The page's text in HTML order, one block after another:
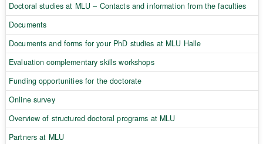
Doctoral studies at MLU – Contacts and information from the faculties
Documents
Documents and forms for your PhD studies at MLU Halle
Evaluation complementary skills workshops
Funding opportunities for the doctorate
Online survey
Overview of structured doctoral programs at MLU
Partners at MLU